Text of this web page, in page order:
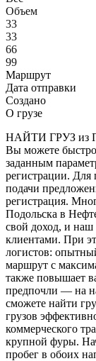
Объем
33
33
66
99
Маршрут
Дата отправки
Создано
О грузе
НАЙТИ ГРУЗ из
Вы можете
заданным
регистрации. Для
подачи
регистрация.
Подольска в
свой доход, и наш
клиентами. При
логистов:
маршрут с
также повышает
предпочли — на
сможете найти
грузов
коммерческого
крупной фуры.
пробег в обоих